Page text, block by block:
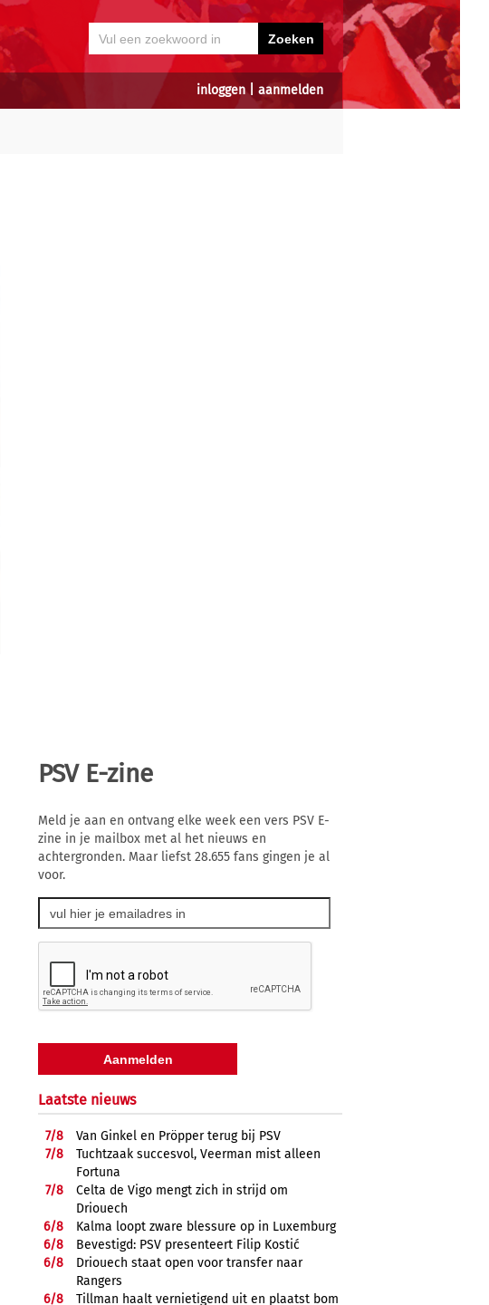
inloggen| aanmelden
PSV E-zine
Meld je aan en ontvang elke week een vers PSV E-
zine in je mailbox met al het nieuws en
achtergronden. Maar liefst 28.655 fans gingen je al
voor.
Laatste nieuws
7/8
Van Ginkel en Pröpper terug bij PSV
7/8
Tuchtzaak succesvol, Veerman mist alleen
Fortuna
7/8
Celta de Vigo mengt zich in strijd om
Driouech
6/8
Kalma loopt zware blessure op in Luxemburg
6/8
Bevestigd: PSV presenteert Filip Kostić
6/8
Driouech staat open voor transfer naar
Rangers
6/8
Tillman haalt vernietigend uit en plaatst bom